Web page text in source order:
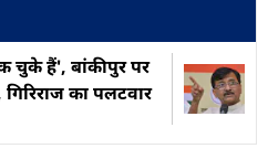
चुके हैं', बांकीपुर पर
का पलटवार